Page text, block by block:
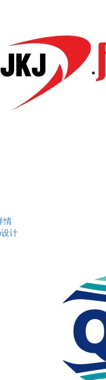
情
计